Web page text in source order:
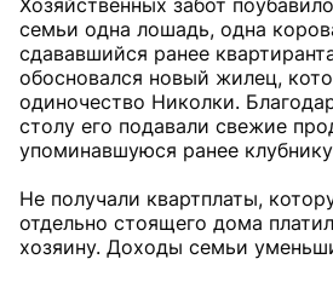
Хозяйственных забот
семьи одна лошадь, одна
сдававшийся ранее
обосновался новый жилец,
одиночество Николки.
столу его подавали свежие
упоминавшуюся ранее
Не получали квартплаты,
отдельно стоящего дома
хозяину. Доходы семьи